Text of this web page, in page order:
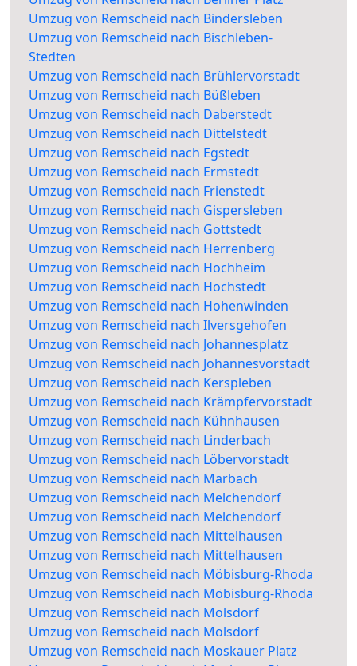
Umzug von Remscheid nach Bindersleben
Umzug von Remscheid nach Bischleben-
Stedten
Umzug von Remscheid nach Brühlervorstadt
Umzug von Remscheid nach Büßleben
Umzug von Remscheid nach Daberstedt
Umzug von Remscheid nach Dittelstedt
Umzug von Remscheid nach Egstedt
Umzug von Remscheid nach Ermstedt
Umzug von Remscheid nach Frienstedt
Umzug von Remscheid nach Gispersleben
Umzug von Remscheid nach Gottstedt
Umzug von Remscheid nach Herrenberg
Umzug von Remscheid nach Hochheim
Umzug von Remscheid nach Hochstedt
Umzug von Remscheid nach Hohenwinden
Umzug von Remscheid nach Ilversgehofen
Umzug von Remscheid nach Johannesplatz
Umzug von Remscheid nach Johannesvorstadt
Umzug von Remscheid nach Kerspleben
Umzug von Remscheid nach Krämpfervorstadt
Umzug von Remscheid nach Kühnhausen
Umzug von Remscheid nach Linderbach
Umzug von Remscheid nach Löbervorstadt
Umzug von Remscheid nach Marbach
Umzug von Remscheid nach Melchendorf
Umzug von Remscheid nach Melchendorf
Umzug von Remscheid nach Mittelhausen
Umzug von Remscheid nach Mittelhausen
Umzug von Remscheid nach Möbisburg-Rhoda
Umzug von Remscheid nach Möbisburg-Rhoda
Umzug von Remscheid nach Molsdorf
Umzug von Remscheid nach Molsdorf
Umzug von Remscheid nach Moskauer Platz